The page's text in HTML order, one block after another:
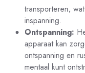
transporteren,
inspanning.
Ontspanning:
apparaat kan
ontspanning en
mentaal kunt